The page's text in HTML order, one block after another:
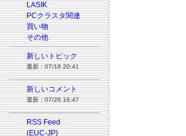
LASIK
PCクラスタ関連
買い物
その他
新しいトピック
最新：07/18 20:41
新しいコメント
最新：07/28 16:47
RSS Feed
(EUC-JP)